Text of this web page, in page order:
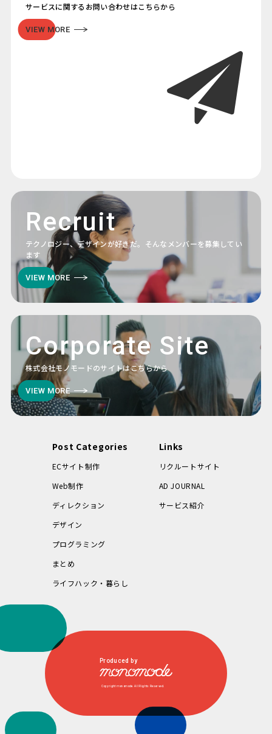
サービスに関するお問い合わせはこちらから
VIEW MORE
Recruit
テクノロジー、デザインが好きだ。そんなメンバーを募集してい
ます
VIEW MORE
Corporate Site
株式会社モノモードのサイトはこちらから
VIEW MORE
Post Categories
ECサイト制作
Web制作
ディレクション
デザイン
プログラミング
まとめ
ライフハック・暮らし
Links
リクルートサイト
AD JOURNAL
サービス紹介
Produced by
Copyright monomode. All Rights Reserved.